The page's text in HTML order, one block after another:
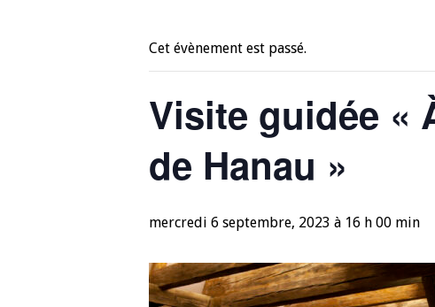
Cet évènement est passé.
Visite guidée «
de Hanau »
mercredi 6 septembre, 2023 à 16 h 00 min